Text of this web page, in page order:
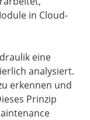
in Cloud-
eine
analysiert.
erkennen und
Prinzip